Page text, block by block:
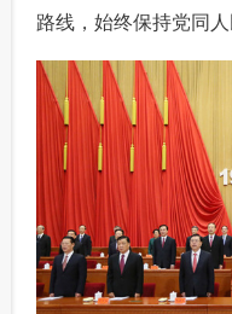
路线，始终保持党同